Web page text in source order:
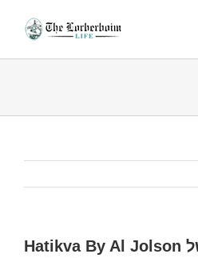
Hatikva By Al Jolson התקווה בביצעו של